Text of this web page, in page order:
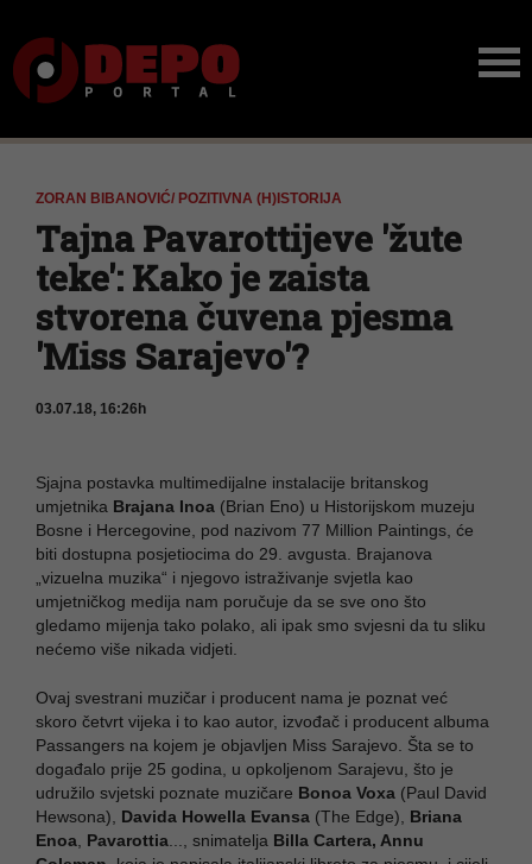
ZORAN BIBANOVIĆ/ POZITIVNA (H)ISTORIJA
Tajna Pavarottijeve 'žute
teke': Kako je zaista
stvorena čuvena pjesma
'Miss Sarajevo'?
03.07.18, 16:26h
Sjajna postavka multimedijalne instalacije britanskog
umjetnika Brajana Inoa (Brian Eno) u Historijskom muzeju
Bosne i Hercegovine, pod nazivom 77 Million Paintings, će
biti dostupna posjetiocima do 29. avgusta. Brajanova
„vizuelna muzika“ i njegovo istraživanje svjetla kao
umjetničkog medija nam poručuje da se sve ono što
gledamo mijenja tako polako, ali ipak smo svjesni da tu sliku
nećemo više nikada vidjeti.
Ovaj svestrani muzičar i producent nama je poznat već
skoro četvrt vijeka i to kao autor, izvođač i producent albuma
Passangers na kojem je objavljen Miss Sarajevo. Šta se to
događalo prije 25 godina, u opkoljenom Sarajevu, što je
udružilo svjetski poznate muzičare Bonoa Voxa (Paul David
Hewsona), Davida Howella Evansa (The Edge), Briana
Enoa
Pavarottia ..., snimatelja Billa Cartera, Annu